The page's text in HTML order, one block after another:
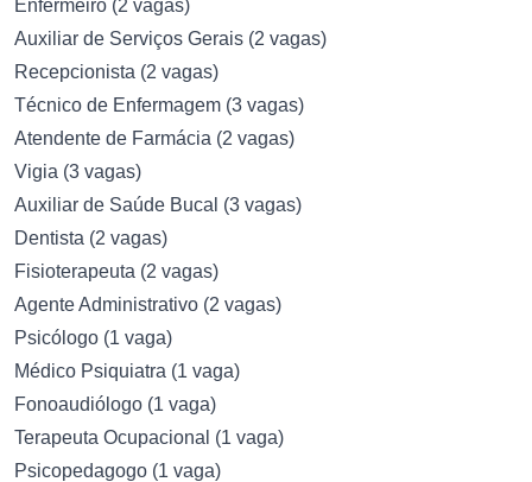
Enfermeiro (2 vagas)
Auxiliar de Serviços Gerais (2 vagas)
Recepcionista (2 vagas)
Técnico de Enfermagem (3 vagas)
Atendente de Farmácia (2 vagas)
Vigia (3 vagas)
Auxiliar de Saúde Bucal (3 vagas)
Dentista (2 vagas)
Fisioterapeuta (2 vagas)
Agente Administrativo (2 vagas)
Psicólogo (1 vaga)
Médico Psiquiatra (1 vaga)
Fonoaudiólogo (1 vaga)
Terapeuta Ocupacional (1 vaga)
Psicopedagogo (1 vaga)